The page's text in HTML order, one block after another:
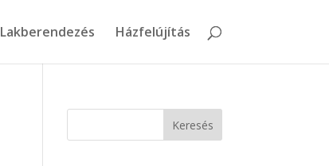
Lakberendezés Házfelújítás
Keresés